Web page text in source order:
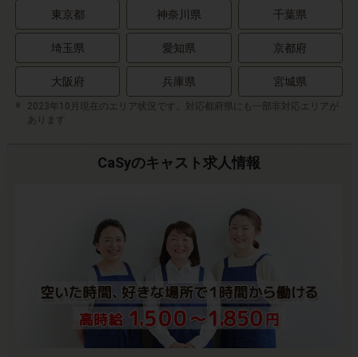
東京都 神奈川県 千葉県
埼玉県 愛知県 京都府
大阪府 兵庫県 宮城県
2023年10月現在のエリア状況です。対応都府県にも一部非対応エリアが
あります
CaSyのキャスト求人情報